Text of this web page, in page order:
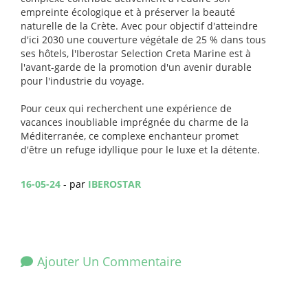
empreinte écologique et à préserver la beauté
naturelle de la Crète. Avec pour objectif d'atteindre
d'ici 2030 une couverture végétale de 25 % dans tous
ses hôtels, l'Iberostar Selection Creta Marine est à
l'avant-garde de la promotion d'un avenir durable
pour l'industrie du voyage.
Pour ceux qui recherchent une expérience de
vacances inoubliable imprégnée du charme de la
Méditerranée, ce complexe enchanteur promet
d'être un refuge idyllique pour le luxe et la détente.
16-05-24 - par IBEROSTAR
Ajouter Un Commentaire